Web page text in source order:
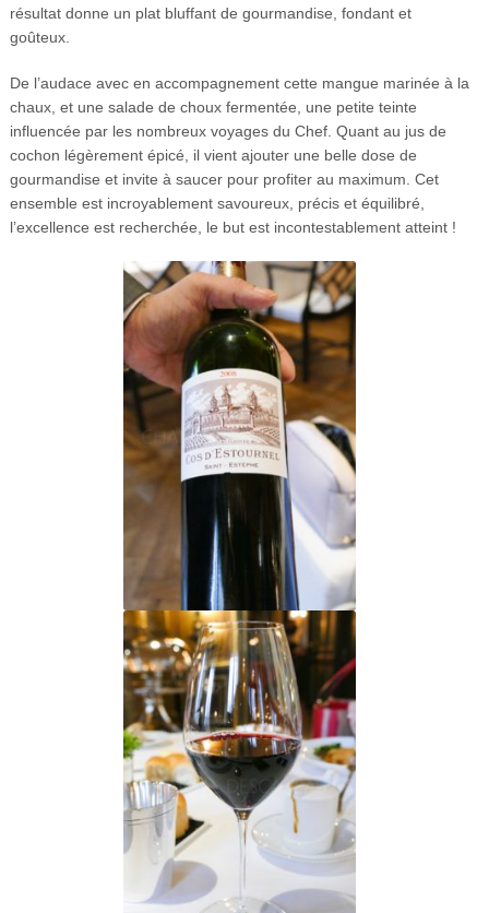
résultat donne un plat bluffant de gourmandise, fondant et
goûteux.
De l’audace avec en accompagnement cette mangue marinée à la
chaux, et une salade de choux fermentée, une petite teinte
influencée par les nombreux voyages du Chef. Quant au jus de
cochon légèrement épicé, il vient ajouter une belle dose de
gourmandise et invite à saucer pour profiter au maximum. Cet
ensemble est incroyablement savoureux, précis et équilibré,
l’excellence est recherchée, le but est incontestablement atteint !